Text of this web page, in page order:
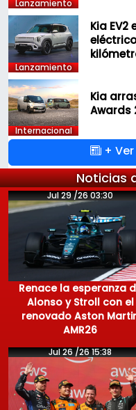
Lanzamiento
Lanzamiento
Kia EV2
Internacional
Kia
Awards
+ Ver
Noticias
Jul 29 /26 03:30
Renace la esperanza
Alonso y Stroll con el
renovado Aston
AMR26
Jul 26 /26 15:38